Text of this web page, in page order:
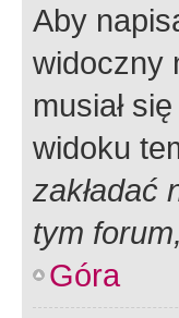
Aby
widoczny
musiał
widoku
zakładać
tym
Góra